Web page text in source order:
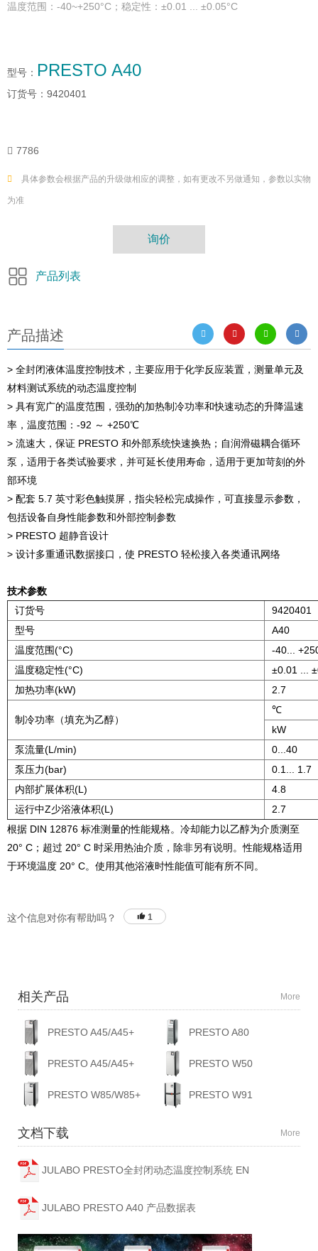
温度范围：-40~+250°C；稳定性：±0.01 ... ±0.05°C
型号： PRESTO A40
订货号： 9420401
7786
具体参数会根据产品的升级做相应的调整，如有更改不另做通知，参数以实物
为准
询价
产品列表
产品描述
> 全封闭液体温度控制技术，主要应用于化学反应装置，测量单元及
材料测试系统的动态温度控制
> 具有宽广的温度范围，强劲的加热制冷功率和快速动态的升降温速
率，温度范围：-92 ～ +250℃
> 流速大，保证 PRESTO 和外部系统快速换热；自润滑磁耦合循环
泵，适用于各类试验要求，并可延长使用寿命，适用于更加苛刻的外
部环境
> 配套 5.7 英寸彩色触摸屏，指尖轻松完成操作，可直接显示参数，
包括设备自身性能参数和外部控制参数
> PRESTO 超静音设计
> 设计多重通讯数据接口，使 PRESTO 轻松接入各类通讯网络
技术参数
订货号
9420401
型号
A40
温度范围(°C)
-40...
温度稳定性(°C)
±0.01 ...
加热功率(kW)
2.7
制冷功率（填充为乙醇）
℃
kW
泵流量(L/min)
0...40
泵压力(bar)
0.1... 1.7
内部扩展体积(L)
4.8
运行中Z少浴液体积(L)
2.7
根据 DIN 12876 标准测量的性能规格。冷却能力以乙醇为介质测至
20° C；超过 20° C 时采用热油介质，除非另有说明。性能规格适用
于环境温度 20° C。使用其他浴液时性能值可能有所不同。
这个信息对你有帮助吗？ 1
相关产品 More
PRESTO A45/A45+ PRESTO A80
PRESTO A45/A45+ PRESTO W50
PRESTO W85/W85+ PRESTO W91
文档下载 More
JULABO PRESTO全封闭动态温度控制系统 EN
JULABO PRESTO A40 产品数据表